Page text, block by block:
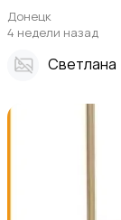
Донецк
4 недели назад
Светлана